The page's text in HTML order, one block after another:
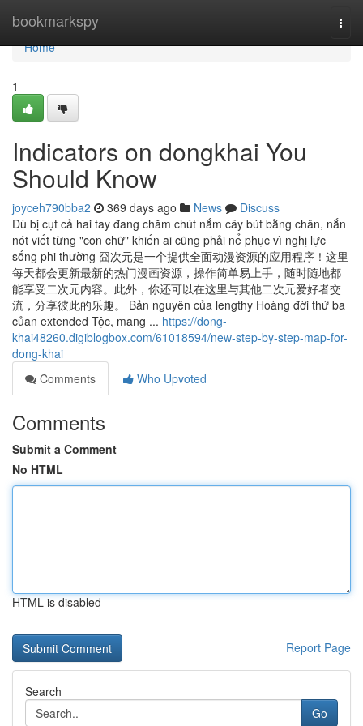
bookmarkspy
Home
Home
1
Indicators on dongkhai You
Should Know
joyceh790bba2 369 days ago News
Discuss
Dù bị cụt cả hai tay đang chăm chút nắm cây bút bằng chân, nắn
nót viết từng "con chữ" khiến ai cũng phải nể phục vì nghị lực
sống phi thường 囧次元是一个提供全面动漫资源的应用程序！这里
每天都会更新最新的热门漫画资源，操作简单易上手，随时随地都
能享受二次元内容。此外，你还可以在这里与其他二次元爱好者交
流，分享彼此的乐趣。 Bản nguyên của lengthy Hoàng đời thứ ba
củan extended Tộc, mang ... https://dong-
khai48260.digiblogbox.com/61018594/new-step-by-step-map-for-
dong-khai
Comments
Who Upvoted
Comments
Submit a Comment
No HTML
HTML is disabled
Report Page
Search
Go